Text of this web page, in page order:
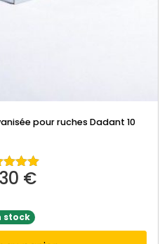
pour ruches Dadant 10
5.00
5 €
stock